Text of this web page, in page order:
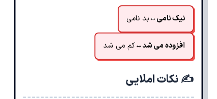
نیک نامی↔بد نامی
افزوده می شد↔کم می شد
✍️ نکات املایی